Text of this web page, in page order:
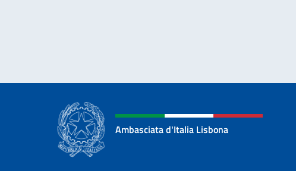
Ambasciata d'Italia Lisbona